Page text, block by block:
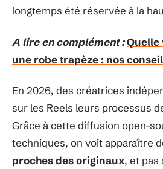
longtemps été réservée à la
A lire en complément :Quelle
une robe trapèze : nos
En 2026, des créatrices
sur les Reels leurs processus
Grâce à cette diffusion open-
techniques, on voit apparaître
proches des originaux, et pas